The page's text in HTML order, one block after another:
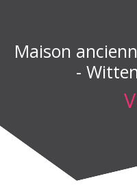
Maison
-